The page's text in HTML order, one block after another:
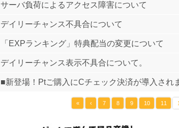
サーバ負荷によるアクセス障害について
デイリーチャンス不具合について
「EXPランキング」特典配当の変更について
デイリーチャンス表示不具合について。
■新登場！Ptご購入にCチェック決済が導入され
« ‹ 7 8 9 10 11